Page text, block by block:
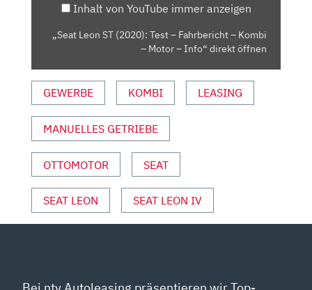
KOMBI
–
INFO“
YOUTUBE
ANZEIGEN
Inhalt von YouTube immer anzeigen
„Seat Leon ST (2020): Test – Fahrbericht – Kombi
– Motor – Info“ direkt öffnen
GEWERBE KOMBI LEASING
MANUELLES GETRIEBE
OTTOMOTOR SEAT
SEAT LEON SEAT LEON IV